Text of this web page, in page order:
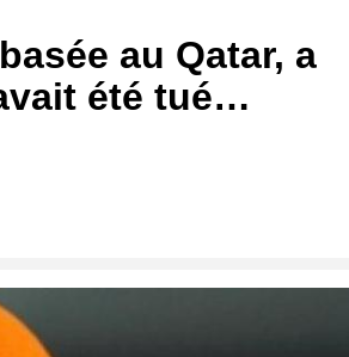
au Qatar, a
été tué…